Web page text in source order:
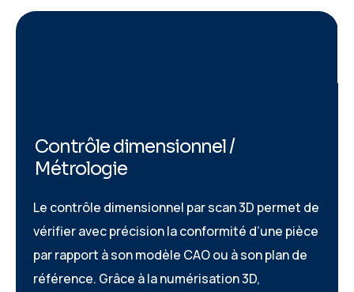
Contrôledimensionnel/
Métrologie
Le contrôle dimensionnel par scan 3D permet de
vérifier avec précision la conformité d’une pièce
par rapport à son modèle CAO ou à son plan de
référence. Grâce à la numérisation 3D,